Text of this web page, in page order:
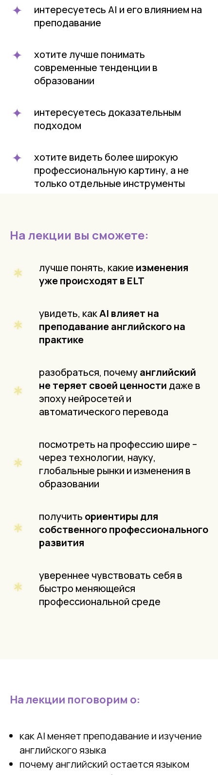
интересуетесь AI и его влиянием на
преподавание
хотите лучше понимать
современные тенденции в
образовании
интересуетесь доказательным
подходом
хотите видеть более широкую
профессиональную картину, а не
только отдельные инструменты
На лекции вы сможете:
лучше понять, какие изменения
уже происходят в ELT
увидеть, какAI влияет на
преподавание английского на
практике
разобраться, почемуанглийский
не теряет своей ценности даже в
эпоху нейросетей и
автоматического перевода
посмотреть на профессию шире –
через технологии, науку,
глобальные рынки и изменения в
образовании
получить ориентиры для
собственного профессионального
развития
увереннее чувствовать себя в
быстро меняющейся
профессиональной среде
На лекции поговорим о:
как AI меняет преподавание и изучение
английского языка
почему английский остается языком